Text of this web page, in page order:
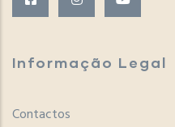
Informação Legal
Contactos